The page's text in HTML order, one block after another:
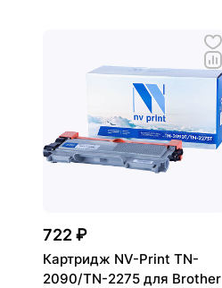
722 ₽
Картридж NV-Print TN-
2090/TN-2275 для Brother